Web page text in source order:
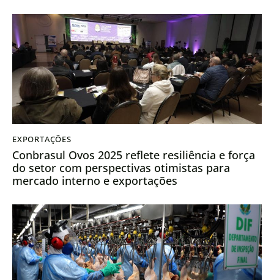
EXPORTAÇÕES
Conbrasul Ovos 2025 reflete resiliência e força
do setor com perspectivas otimistas para
mercado interno e exportações